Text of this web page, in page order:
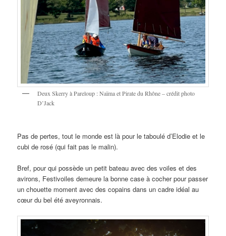
Deux Skerry à Pareloup : Naïma et Pirate du Rhône – crédit photo
D’Jack
Pas de pertes, tout le monde est là pour le taboulé d’Elodie et le
cubi de rosé (qui fait pas le malin).
Bref, pour qui possède un petit bateau avec des voiles et des
avirons, Festivoiles demeure la bonne case à cocher pour passer
un chouette moment avec des copains dans un cadre idéal au
cœur du bel été aveyronnais.